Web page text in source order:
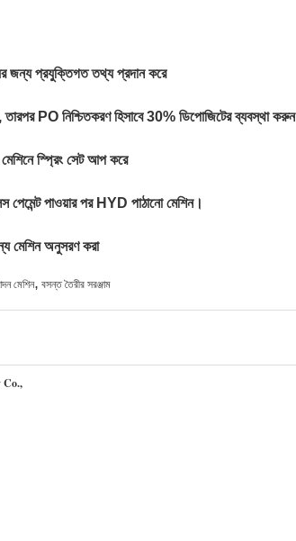
জন্য প্রযুক্তিগত তথ্য প্রদান করে
তারপর PO নিশ্চিতকরণ হিসাবে 30% ডিপোজিটের ব্যবস্থা করুন
স্প্রিং সেট আপ করে
পেমেন্ট পাওয়ার পর HYD পাঠানো মেশিন।
মেশিন অনুসরণ করা
মেশিন, বসন্ত তৈরীর সরঞ্জাম
Co.,